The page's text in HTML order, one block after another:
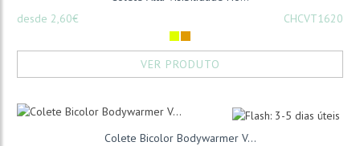
desde 2,60€
CHCVT1620
VER PRODUTO
Colete Bicolor Bodywarmer V...